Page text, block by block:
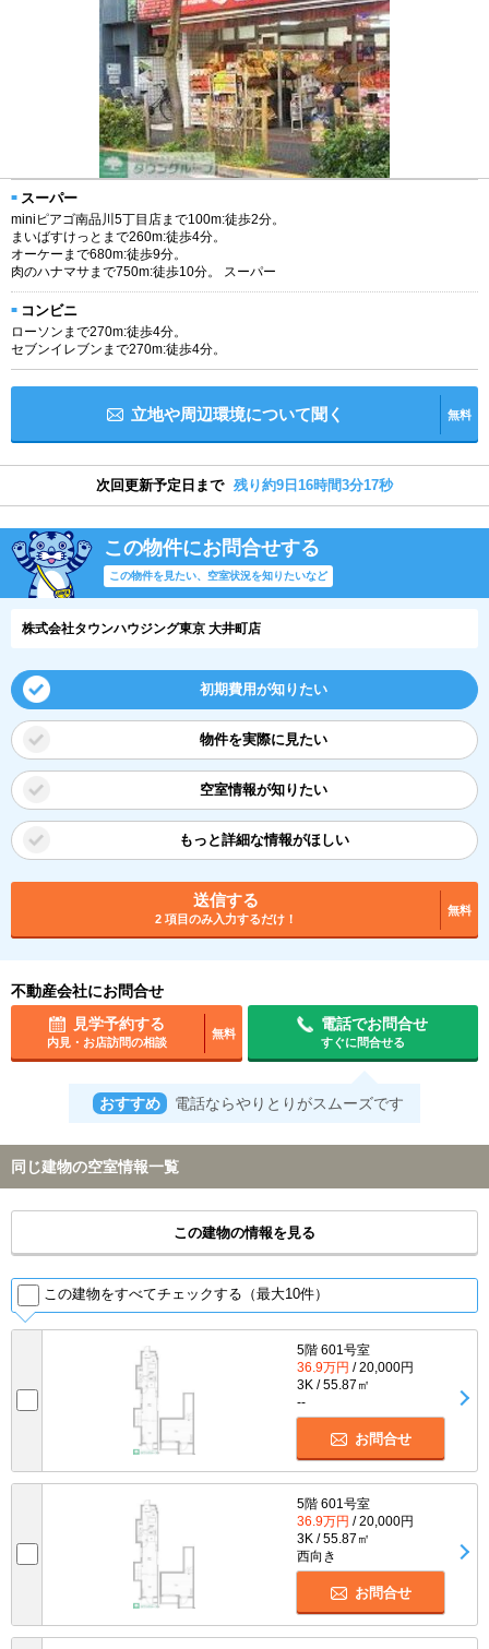
スーパー
miniピアゴ南品川5丁目店まで100m:徒歩2分。
まいばすけっとまで260m:徒歩4分。
オーケーまで680m:徒歩9分。
肉のハナマサまで750m:徒歩10分。 スーパー
コンビニ
ローソンまで270m:徒歩4分。
セブンイレブンまで270m:徒歩4分。
立地や周辺環境について聞く 無料
次回更新予定日まで 残り約9日16時間3分16秒
この物件にお問合せする
この物件を見たい、空室状況を知りたいなど
株式会社タウンハウジング東京 大井町店
初期費用が知りたい
物件を実際に見たい
空室情報が知りたい
もっと詳細な情報がほしい
送信する
2 項目のみ入力するだけ！
無料
不動産会社にお問合せ
見学予約する
内見・お店訪問の相談
無料
電話でお問合せ
すぐに問合せる
おすすめ 電話ならやりとりがスムーズです
同じ建物の空室情報一覧
この建物の情報を見る
この建物をすべてチェックする（最大10件）
5階 601号室
36.9万円 / 20,000円
3K / 55.87㎡
--
お問合せ
5階 601号室
36.9万円 / 20,000円
3K / 55.87㎡
西向き
お問合せ